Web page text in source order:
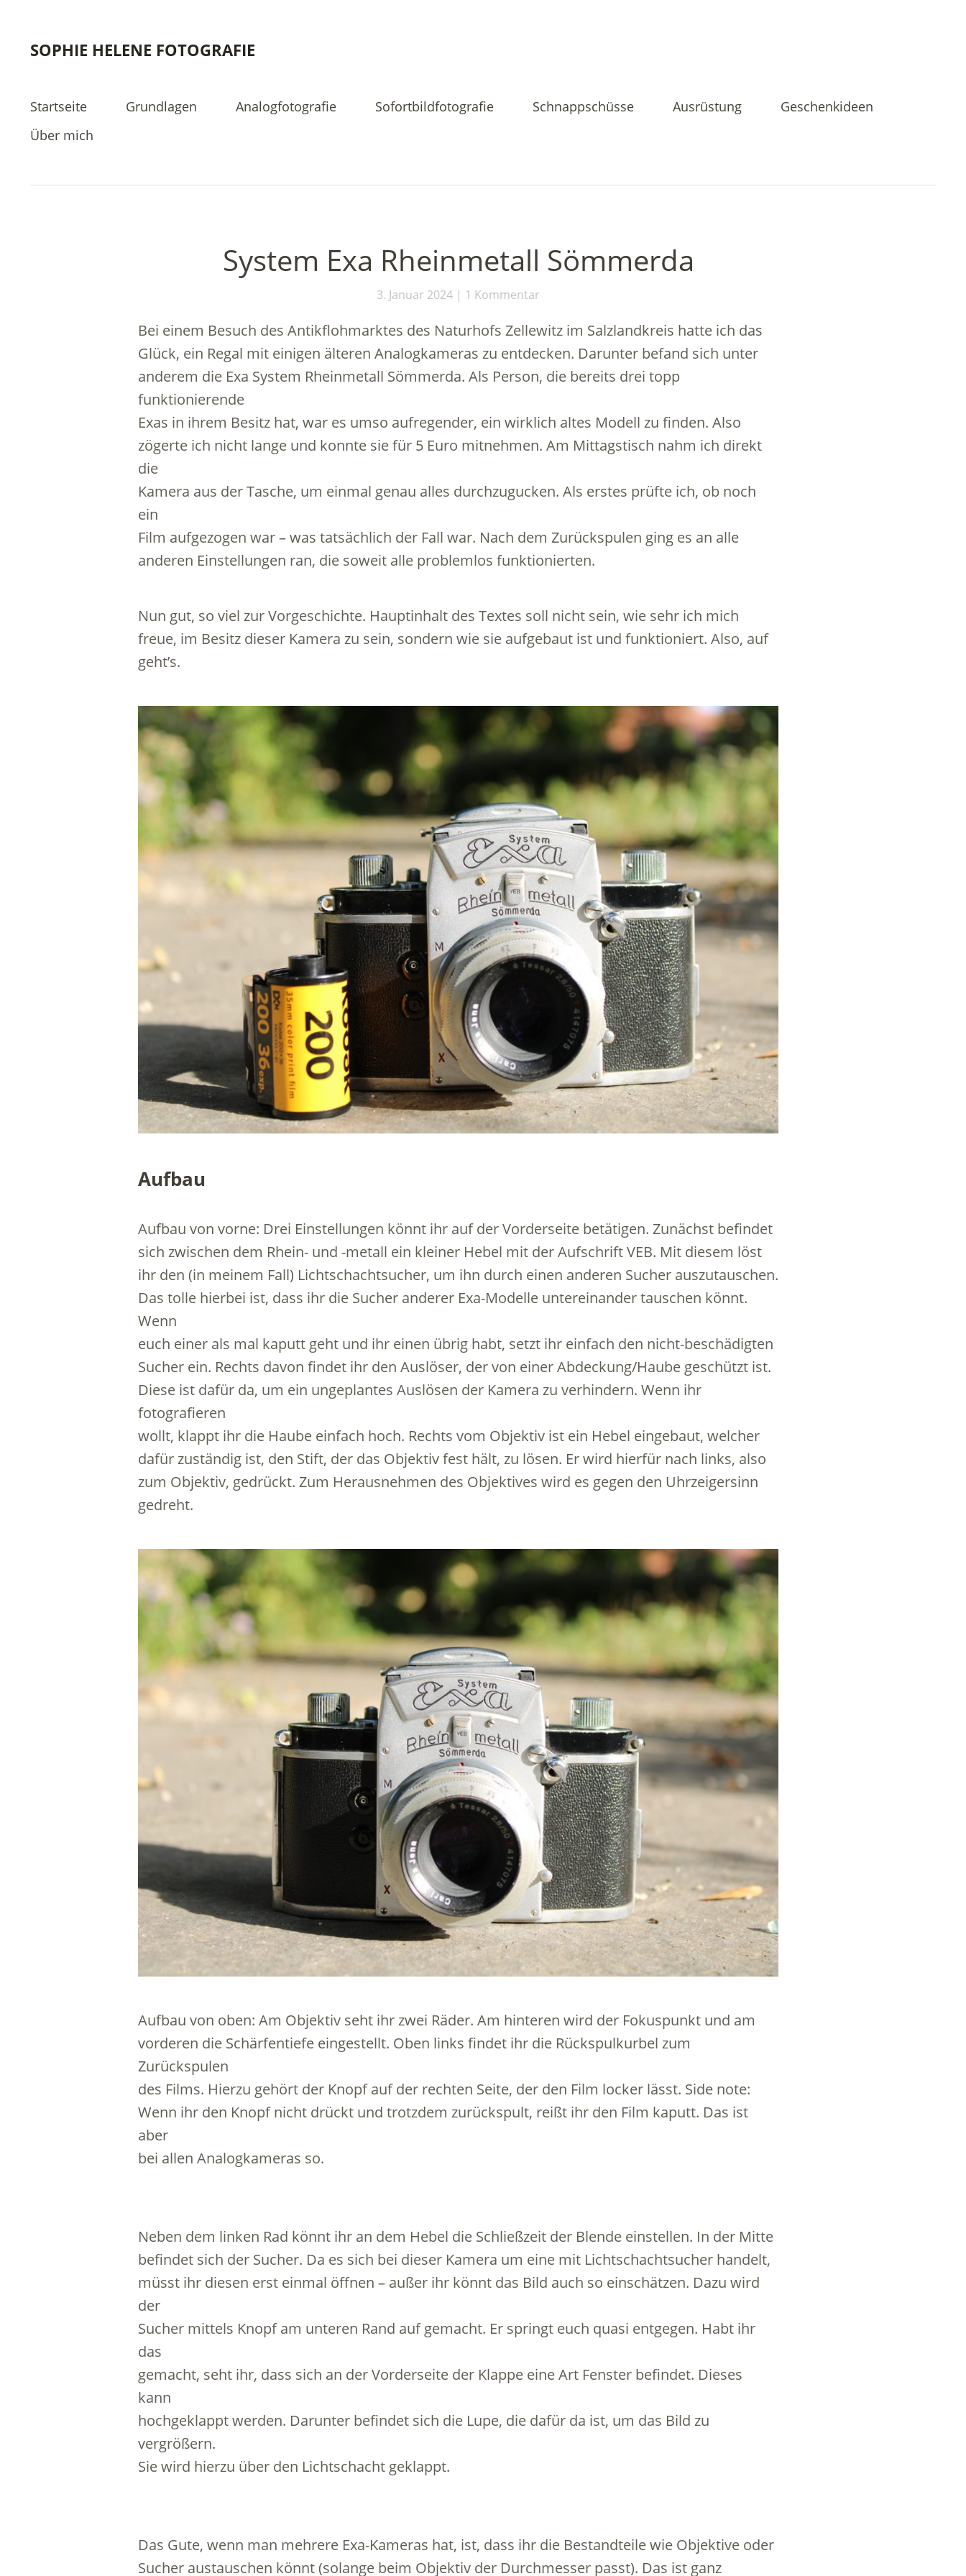
SOPHIE HELENE FOTOGRAFIE
Startseite Grundlagen Analogfotografie Sofortbildfotografie Schnappschüsse Ausrüstung
Geschenkideen
Über mich
System Exa Rheinmetall Sömmerda
3. Januar 2024 1 Kommentar
Bei einem Besuch des Antikflohmarktes des Naturhofs Zellewitz im Salzlandkreis hatte ich das
Glück, ein Regal mit einigen älteren Analogkameras zu entdecken. Darunter befand sich unter
anderem die Exa System Rheinmetall Sömmerda. Als Person, die bereits drei topp
funktionierende
Exas in ihrem Besitz hat, war es umso aufregender, ein wirklich altes Modell zu finden. Also
zögerte ich nicht lange und konnte sie für 5 Euro mitnehmen. Am Mittagstisch nahm ich direkt
die
Kamera aus der Tasche, um einmal genau alles durchzugucken. Als erstes prüfte ich, ob noch
ein
Film aufgezogen war – was tatsächlich der Fall war. Nach dem Zurückspulen ging es an alle
anderen Einstellungen ran, die soweit alle problemlos funktionierten.
Nun gut, so viel zur Vorgeschichte. Hauptinhalt des Textes soll nicht sein, wie sehr ich mich
freue, im Besitz dieser Kamera zu sein, sondern wie sie aufgebaut ist und funktioniert. Also, auf
geht’s.
Aufbau
Aufbau von vorne: Drei Einstellungen könnt ihr auf der Vorderseite betätigen. Zunächst befindet
sich zwischen dem Rhein- und -metall ein kleiner Hebel mit der Aufschrift VEB. Mit diesem löst
ihr den (in meinem Fall) Lichtschachtsucher, um ihn durch einen anderen Sucher auszutauschen.
Das tolle hierbei ist, dass ihr die Sucher anderer Exa-Modelle untereinander tauschen könnt.
Wenn
euch einer als mal kaputt geht und ihr einen übrig habt, setzt ihr einfach den nicht-beschädigten
Sucher ein. Rechts davon findet ihr den Auslöser, der von einer Abdeckung/Haube geschützt ist.
Diese ist dafür da, um ein ungeplantes Auslösen der Kamera zu verhindern. Wenn ihr
fotografieren
wollt, klappt ihr die Haube einfach hoch. Rechts vom Objektiv ist ein Hebel eingebaut, welcher
dafür zuständig ist, den Stift, der das Objektiv fest hält, zu lösen. Er wird hierfür nach links, also
zum Objektiv, gedrückt. Zum Herausnehmen des Objektives wird es gegen den Uhrzeigersinn
gedreht.
Aufbau von oben: Am Objektiv seht ihr zwei Räder. Am hinteren wird der Fokuspunkt und am
vorderen die Schärfentiefe eingestellt. Oben links findet ihr die Rückspulkurbel zum
Zurückspulen
des Films. Hierzu gehört der Knopf auf der rechten Seite, der den Film locker lässt. Side note:
Wenn ihr den Knopf nicht drückt und trotzdem zurückspult, reißt ihr den Film kaputt. Das ist
aber
bei allen Analogkameras so.
Neben dem linken Rad könnt ihr an dem Hebel die Schließzeit der Blende einstellen. In der Mitte
befindet sich der Sucher. Da es sich bei dieser Kamera um eine mit Lichtschachtsucher handelt,
müsst ihr diesen erst einmal öffnen – außer ihr könnt das Bild auch so einschätzen. Dazu wird
der
Sucher mittels Knopf am unteren Rand auf gemacht. Er springt euch quasi entgegen. Habt ihr
das
gemacht, seht ihr, dass sich an der Vorderseite der Klappe eine Art Fenster befindet. Dieses
kann
hochgeklappt werden. Darunter befindet sich die Lupe, die dafür da ist, um das Bild zu
vergrößern.
Sie wird hierzu über den Lichtschacht geklappt.
Das Gute, wenn man mehrere Exa-Kameras hat, ist, dass ihr die Bestandteile wie Objektive oder
Sucher austauschen könnt (solange beim Objektiv der Durchmesser passt). Das ist ganz